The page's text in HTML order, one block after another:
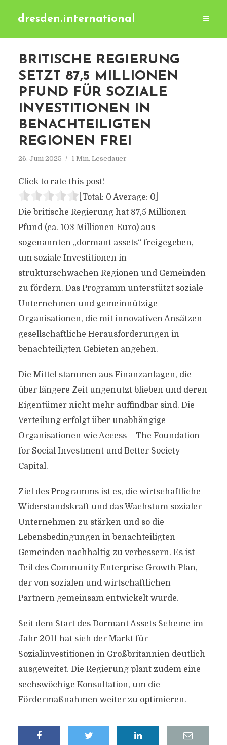
dresden.international
BRITISCHE REGIERUNG
SETZT 87,5 MILLIONEN
PFUND FÜR SOZIALE
INVESTITIONEN IN
BENACHTEILIGTEN
REGIONEN FREI
26. Juni 2025 1 Min. Lesedauer
Click to rate this post!
[Total: 0 Average: 0]
Die britische Regierung hat 87,5 Millionen
Pfund (ca. 103 Millionen Euro) aus
sogenannten „dormant assets“ freigegeben,
um soziale Investitionen in
strukturschwachen Regionen und Gemeinden
zu fördern. Das Programm unterstützt soziale
Unternehmen und gemeinnützige
Organisationen, die mit innovativen Ansätzen
gesellschaftliche Herausforderungen in
benachteiligten Gebieten angehen.
Die Mittel stammen aus Finanzanlagen, die
über längere Zeit ungenutzt blieben und deren
Eigentümer nicht mehr auffindbar sind. Die
Verteilung erfolgt über unabhängige
Organisationen wie Access – The Foundation
for Social Investment und Better Society
Capital.
Ziel des Programms ist es, die wirtschaftliche
Widerstandskraft und das Wachstum sozialer
Unternehmen zu stärken und so die
Lebensbedingungen in benachteiligten
Gemeinden nachhaltig zu verbessern. Es ist
Teil des Community Enterprise Growth Plan,
der von sozialen und wirtschaftlichen
Partnern gemeinsam entwickelt wurde.
Seit dem Start des Dormant Assets Scheme im
Jahr 2011 hat sich der Markt für
Sozialinvestitionen in Großbritannien deutlich
ausgeweitet. Die Regierung plant zudem eine
sechswöchige Konsultation, um die
Fördermaßnahmen weiter zu optimieren.